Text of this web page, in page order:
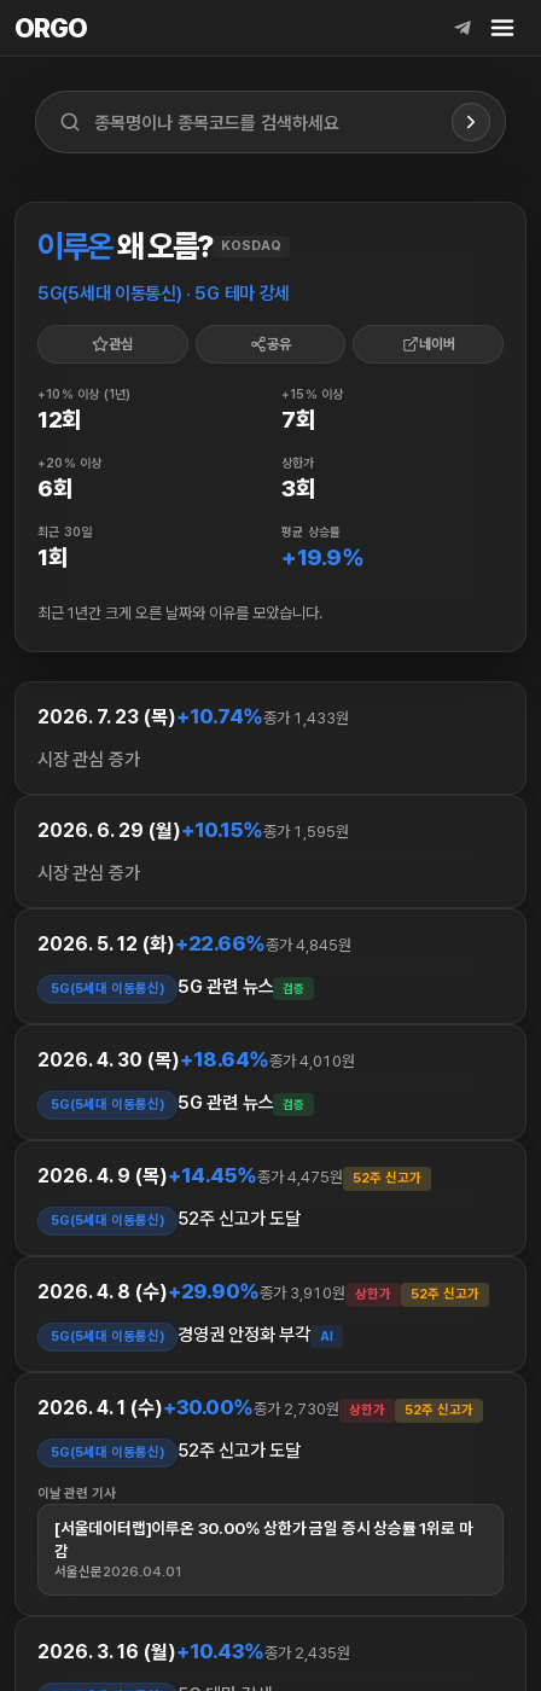
ORGO
ORGO
이루온왜 오름? KOSDAQ
5G(5세대 이동통신) · 5G 테마 강세
관심 공유 네이버
+10% 이상 (1년)
12회
+15% 이상
7회
+20% 이상
6회
상한가
3회
최근 30일
1회
평균 상승률
+19.9%
최근 1년간 크게 오른 날짜와 이유를 모았습니다.
2026. 7. 23 (목)+10.74%종가 1,433원
시장 관심 증가
2026. 6. 29 (월)+10.15%종가 1,595원
시장 관심 증가
2026. 5. 12 (화)+22.66%종가 4,845원
5G(5세대 이동통신) 5G 관련 뉴스 검증
2026. 4. 30 (목)+18.64%종가 4,010원
5G(5세대 이동통신) 5G 관련 뉴스 검증
2026. 4. 9 (목)+14.45%종가 4,475원 52주 신고가
5G(5세대 이동통신) 52주 신고가 도달
2026. 4. 8 (수)+29.90%종가 3,910원 상한가 52주 신고가
5G(5세대 이동통신) 경영권 안정화 부각 AI
2026. 4. 1 (수)+30.00%종가 2,730원 상한가 52주 신고가
5G(5세대 이동통신) 52주 신고가 도달
이날 관련 기사
[서울데이터랩]이루온 30.00% 상한가 금일 증시 상승률 1위로 마
감
서울신문2026.04.01
2026. 3. 16 (월)+10.43%종가 2,435원